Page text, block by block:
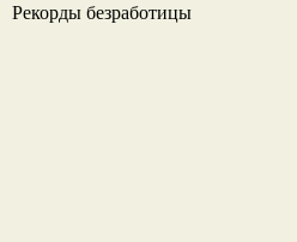
Рекорды безработицы